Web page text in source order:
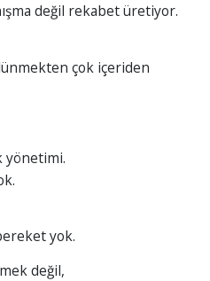
değil rekabet üretiyor.
çok içeriden
yönetimi.
yok.
değil,